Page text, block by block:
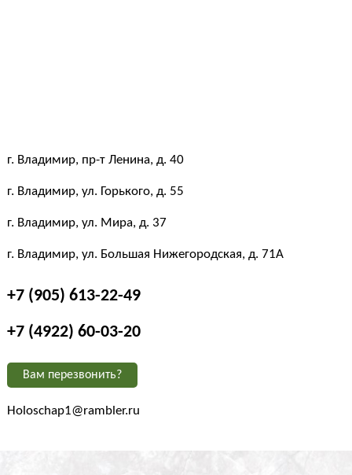
г. Владимир, пр-т Ленина, д. 40
г. Владимир, ул. Горького, д. 55
г. Владимир, ул. Мира, д. 37
г. Владимир, ул. Большая Нижегородская, д. 71А
+7 (905) 613-22-49
+7 (4922) 60-03-20
Вам перезвонить?
Holoschap1@rambler.ru